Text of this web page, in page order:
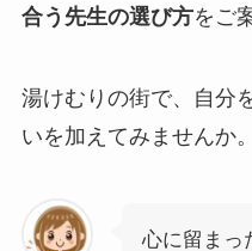
合う先生の選び方をご
湯けむりの街で、自分
いを加えてみませんか。
心に留まっ